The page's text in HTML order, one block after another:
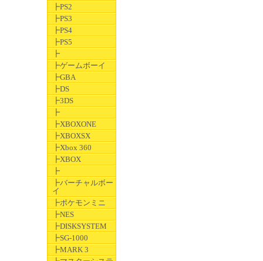
┣PS2
┣PS3
┣PS4
┣PS5
┣
┣ゲームボーイ
┣GBA
┣DS
┣3DS
┣
┣XBOXONE
┣XBOXSX
┣Xbox 360
┣XBOX
┣
┣バーチャルボー
イ
┣ポケモンミニ
┣NES
┣DISKSYSTEM
┣SG-1000
┣MARK 3